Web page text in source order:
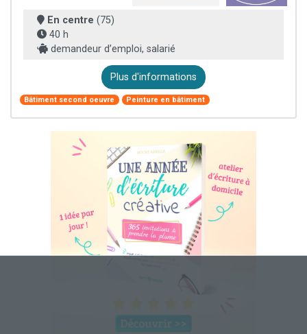
En centre (75)
40 h
demandeur d’emploi, salarié
Plus d'informations
Bâtiment second oeuvre Peinture en bâtiment